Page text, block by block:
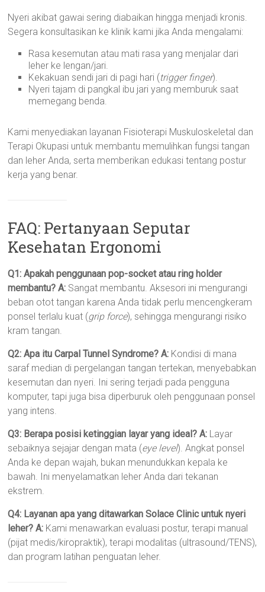
Nyeri akibat gawai sering diabaikan hingga menjadi kronis.
Segera konsultasikan ke klinik kami jika Anda mengalami:
Rasa kesemutan atau mati rasa yang menjalar dari
leher ke lengan/jari.
Kekakuan sendi jari di pagi hari (trigger finger).
Nyeri tajam di pangkal ibu jari yang memburuk saat
memegang benda.
Kami menyediakan layanan Fisioterapi Muskuloskeletal dan
Terapi Okupasi untuk membantu memulihkan fungsi tangan
dan leher Anda, serta memberikan edukasi tentang postur
kerja yang benar.
FAQ: Pertanyaan Seputar
Kesehatan Ergonomi
Q1: Apakah penggunaan pop-socket atau ring holder
membantu? A: Sangat membantu. Aksesori ini mengurangi
beban otot tangan karena Anda tidak perlu mencengkeram
ponsel terlalu kuat (grip force), sehingga mengurangi risiko
kram tangan.
Q2: Apa itu Carpal Tunnel Syndrome? A: Kondisi di mana
saraf median di pergelangan tangan tertekan, menyebabkan
kesemutan dan nyeri. Ini sering terjadi pada pengguna
komputer, tapi juga bisa diperburuk oleh penggunaan ponsel
yang intens.
Q3: Berapa posisi ketinggian layar yang ideal? A: Layar
sebaiknya sejajar dengan mata (eye level). Angkat ponsel
Anda ke depan wajah, bukan menundukkan kepala ke
bawah. Ini menyelamatkan leher Anda dari tekanan
ekstrem.
Q4: Layanan apa yang ditawarkan Solace Clinic untuk nyeri
leher? A: Kami menawarkan evaluasi postur, terapi manual
(pijat medis/kiropraktik), terapi modalitas (ultrasound/TENS),
dan program latihan penguatan leher.